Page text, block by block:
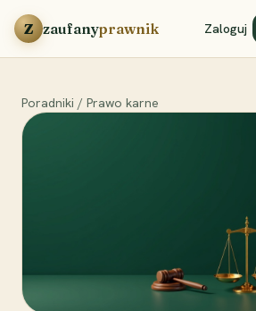
Przejdź do treści
Z zaufanyprawnik Zaloguj
Poradniki / Prawo karne